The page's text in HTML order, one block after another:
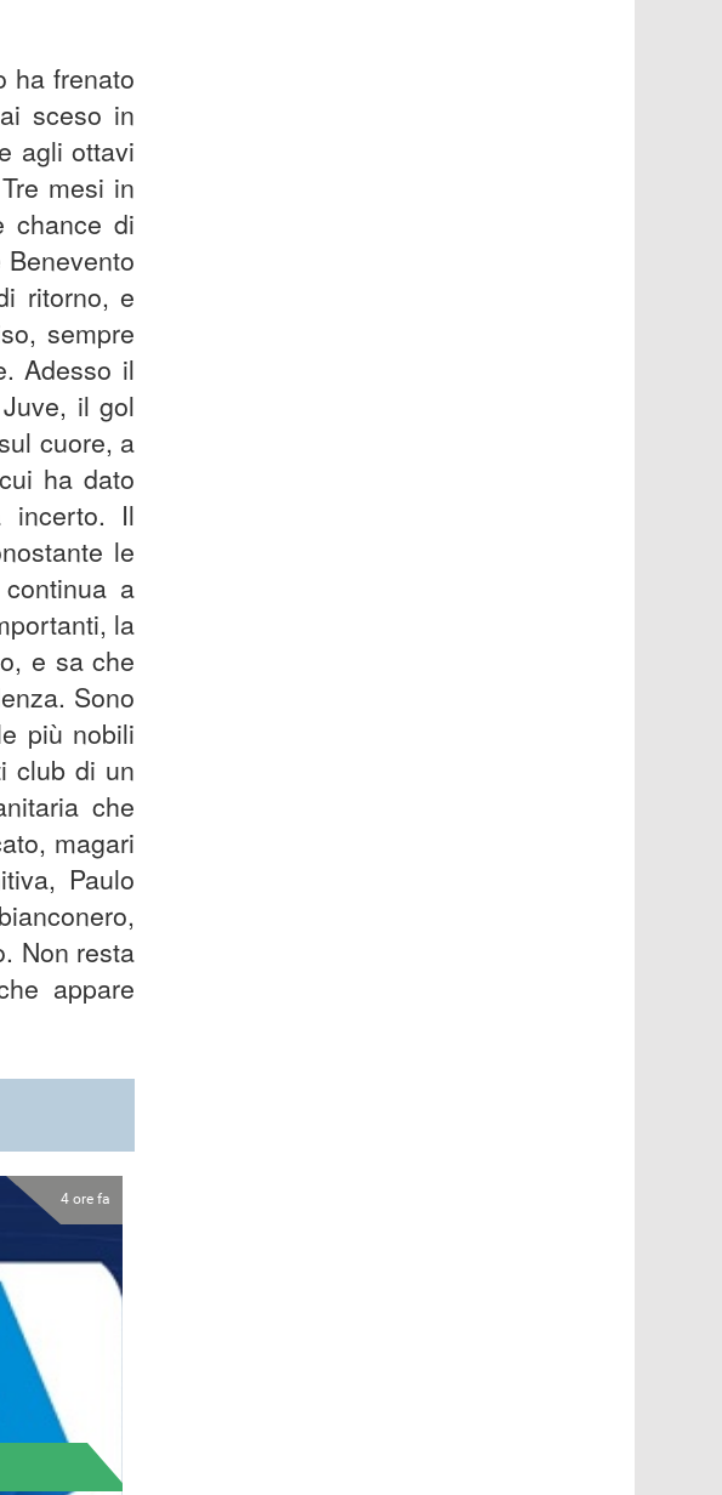
ha frenato
sceso in
agli ottavi
mesi in
chance di
ritorno, e
sempre
Adesso il
il gol
cuore, a
ha dato
incerto. Il
le
a
la
e sa che
Sono
più nobili
club di un
che
magari
Paulo
Non resta
appare
4 ore fa